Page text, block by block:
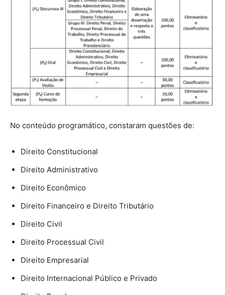
No conteúdo programático, constaram questões de:
Direito Constitucional
Direito Administrativo
Direito Econômico
Direito Financeiro e Direito Tributário
Direito Civil
Direito Processual Civil
Direito Empresarial
Direito Internacional Público e Privado